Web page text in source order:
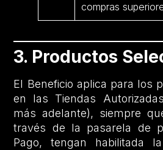
compras
3. Productos
El Beneficio aplica para los
en las Tiendas
más adelante), siempre
través de la pasarela de
Pago, tengan habilitada